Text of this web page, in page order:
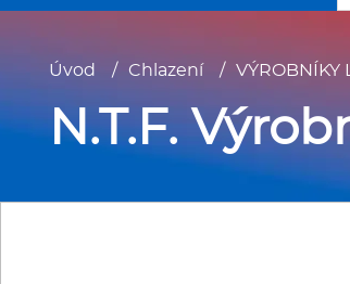
Nabídky a katalogy
Úvod / Chlazení / VÝROBNÍKY
N.T.F.